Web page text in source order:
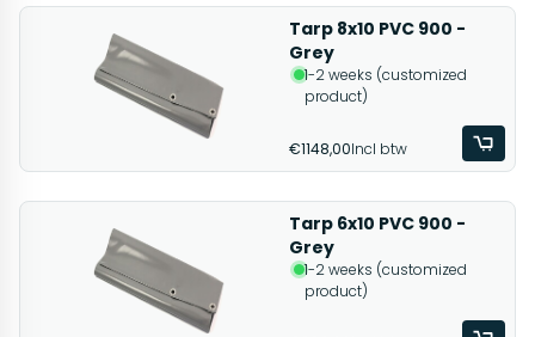
Tarp 8x10 PVC 900 -
Grey
1-2 weeks (customized
product)
€1148,00Incl btw
Tarp 6x10 PVC 900 -
Grey
1-2 weeks (customized
product)